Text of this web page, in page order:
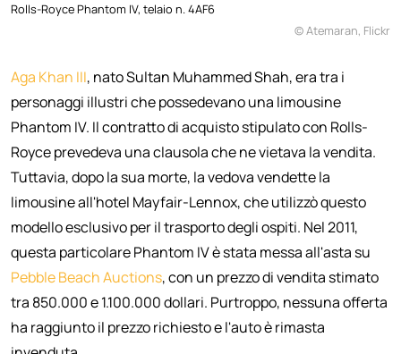
Rolls-Royce Phantom IV, telaio n. 4AF6
© Atemaran, Flickr
Aga Khan III, nato Sultan Muhammed Shah, era tra i
personaggi illustri che possedevano una limousine
Phantom IV. Il contratto di acquisto stipulato con Rolls-
Royce prevedeva una clausola che ne vietava la vendita.
Tuttavia, dopo la sua morte, la vedova vendette la
limousine all'hotel Mayfair-Lennox, che utilizzò questo
modello esclusivo per il trasporto degli ospiti. Nel 2011,
questa particolare Phantom IV è stata messa all'asta su
Pebble Beach Auctions, con un prezzo di vendita stimato
tra 850.000 e 1.100.000 dollari. Purtroppo, nessuna offerta
ha raggiunto il prezzo richiesto e l'auto è rimasta